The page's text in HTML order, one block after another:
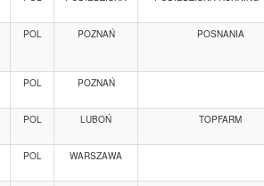
POL POZNAŃ POSNANIA
POL POZNAŃ
POL LUBOŃ TOPFARM
POL WARSZAWA